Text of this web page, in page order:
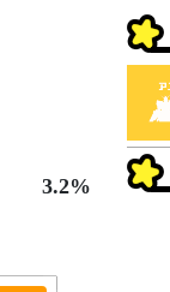
3.2%